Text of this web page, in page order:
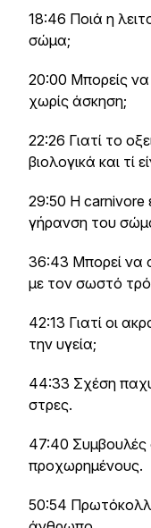
18:46 Ποιά η
σώμα;
20:00 Μπορείς να
χωρίς άσκηση;
22:26 Γιατί το
βιολογικά και τί
29:50 Η carnivore
γήρανση του
36:43 Μπορεί να
με τον σωστό
42:13 Γιατί οι
την υγεία;
44:33 Σχέση
στρες.
47:40 Συμβουλές
προχωρημένους.
50:54